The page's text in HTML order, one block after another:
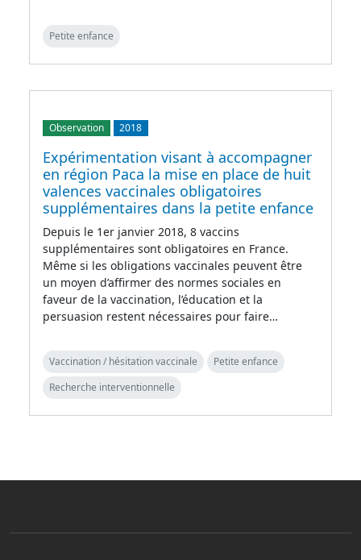
Petite enfance
Observation 2018
Expérimentation visant à accompagner
en région Paca la mise en place de huit
valences vaccinales obligatoires
supplémentaires dans la petite enfance
Depuis le 1er janvier 2018, 8 vaccins
supplémentaires sont obligatoires en France.
Même si les obligations vaccinales peuvent être
un moyen d’affirmer des normes sociales en
faveur de la vaccination, l’éducation et la
persuasion restent nécessaires pour faire…
Vaccination / hésitation vaccinale
Petite enfance
Recherche interventionnelle